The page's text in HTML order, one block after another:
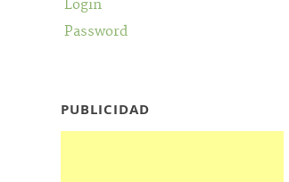
Login
Password
PUBLICIDAD